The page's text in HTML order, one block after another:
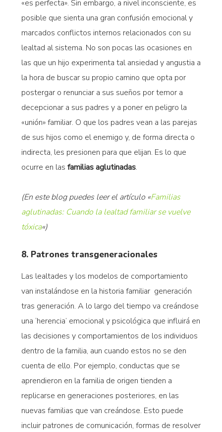
«es perfecta». Sin embargo, a nivel inconsciente, es
posible que sienta una gran confusión emocional y
marcados conflictos internos relacionados con su
lealtad al sistema. No son pocas las ocasiones en
las que un hijo experimenta tal ansiedad y angustia a
la hora de buscar su propio camino que opta por
postergar o renunciar a sus sueños por temor a
decepcionar a sus padres y a poner en peligro la
«unión» familiar. O que los padres vean a las parejas
de sus hijos como el enemigo y, de forma directa o
indirecta, les presionen para que elijan. Es lo que
ocurre en las familias aglutinadas.
(En este blog puedes leer el artículo «Familias
aglutinadas: Cuando la lealtad familiar se vuelve
tóxica«)
8. Patrones transgeneracionales
Las lealtades y los modelos de comportamiento
van instalándose en la historia familiar generación
tras generación. A lo largo del tiempo va creándose
una ‘herencia’ emocional y psicológica que influirá en
las decisiones y comportamientos de los individuos
dentro de la familia, aun cuando estos no se den
cuenta de ello. Por ejemplo, conductas que se
aprendieron en la familia de origen tienden a
replicarse en generaciones posteriores, en las
nuevas familias que van creándose. Esto puede
incluir patrones de comunicación, formas de resolver